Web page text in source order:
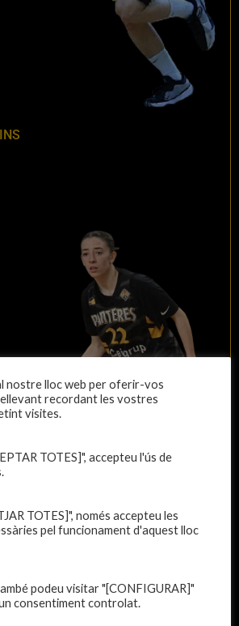
nostre lloc web per oferir-vos
recordant les vostres
visites.
TOTES]", accepteu l'ús de
TOTES]", només accepteu les
pel funcionament d'aquest lloc
podeu visitar "[CONFIGURAR]"
consentiment controlat.